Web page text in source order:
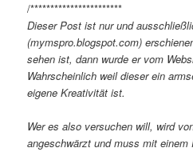
/***********************
Dieser Post ist nur und
(mymspro.blogspot.com)
sehen ist, dann wurde er vom
Wahrscheinlich weil dieser ein
eigene Kreativität ist.
Wer es also versuchen will, wird
angeschwärzt und muss mit einem